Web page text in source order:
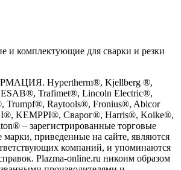
и комплектующие для сварки и резки
Hypertherm®, Kjellberg ®,
Trafimet®, Lincoln Electric®,
Trumpf®, Raytools®, Fronius®, Abicor
KEMPPI®, Сварог®, Harris®, Koike®,
– зарегистрированные торговые
приведенные на сайте, являются
компаний, и упоминаются
Plazma-online.ru никоим образом